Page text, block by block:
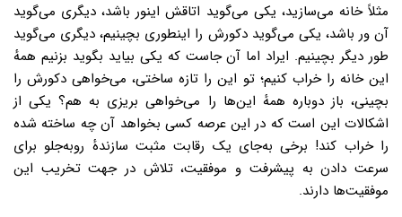
مثلاً خانه می‌سازید، یکی می‌گوید اتاقش اینور باشد، دیگری می‌گوید
آن ور باشد، یکی می‌گوید دکورش را اینطوری بچینیم، دیگری می‌گوید
طور دیگر بچینیم. ایراد اما آن جاست که یکی بیاید بگوید بزنیم همهٔ
این خانه را خراب کنیم؛ تو این را تازه ساختی، می‌خواهی دکورش را
بچینی، باز دوباره همهٔ این‌ها را می‌خواهی بریزی به هم؟ یکی از
اشکالات این است که در این عرصه کسی بخواهد آن چه ساخته شده
را خراب کند! برخی به‌جای یک رقابت مثبت سازندهٔ روبه‌جلو برای
سرعت دادن به پیشرفت و موفقیت، تلاش در جهت تخریب این
موفقیت‌ها دارند.